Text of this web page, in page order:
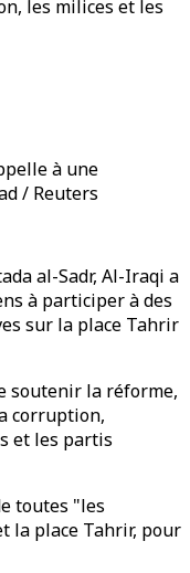
les milices et les
à une
/ Reuters
al-Sadr, Al-Iraqi a
à participer à des
sur la place Tahrir
soutenir la réforme,
corruption,
et les partis
toutes "les
la place Tahrir, pour